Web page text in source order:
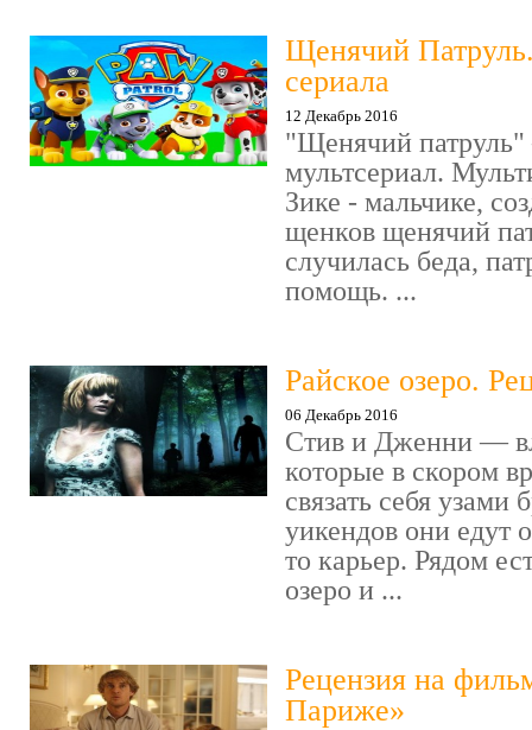
Щенячий
сериала
12 Декабрь 2016
"Щенячий патруль"
мультсериал.
Зике - мальчике,
щенков щенячий
случилась беда,
помощь. ...
Райское озеро.
06 Декабрь 2016
Стив и Дженни —
которые в скором
связать себя узами
уикендов они едут
то карьер. Рядом
озеро и ...
Рецензия на
Париже»